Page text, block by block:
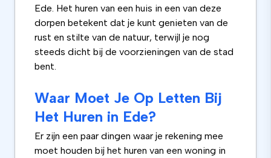
Ede. Het huren van een huis in een van deze
dorpen betekent dat je kunt genieten van de
rust en stilte van de natuur, terwijl je nog
steeds dicht bij de voorzieningen van de stad
bent.
Waar Moet Je Op Letten Bij
Het Huren in Ede?
Er zijn een paar dingen waar je rekening mee
moet houden bij het huren van een woning in